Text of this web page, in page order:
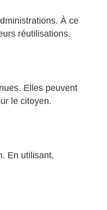
À ce
réutilisations.
Elles peuvent
le citoyen.
En utilisant,